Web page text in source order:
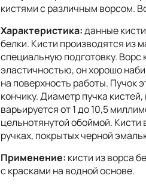
кистями с различным ворсом.
Характеристика:данные
белки. Кисти производятся из
специальную подготовку. Ворс
эластичностью, он хорошо
на поверхность работы. Пучок
кончику. Диаметр пучка
варьируется от 1 до 10,5
цельнотянутой обоймой.
ручках, покрытых черной
Применение: кисти из ворса
с красками на водной основе.